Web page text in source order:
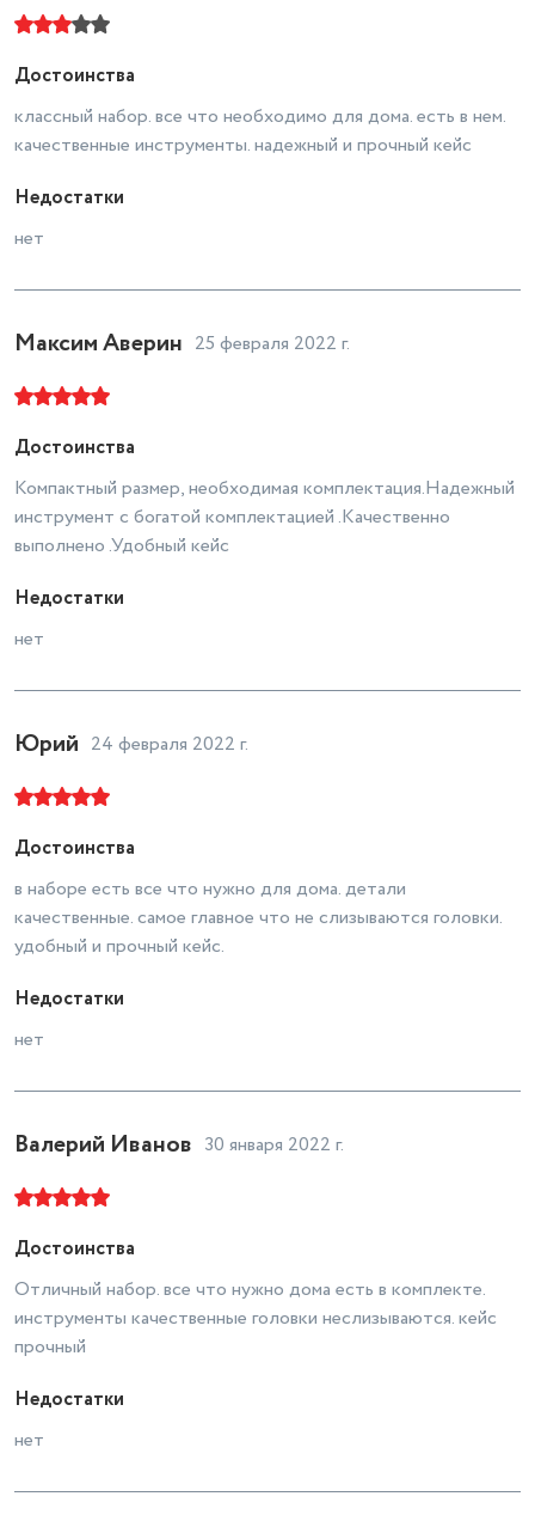
Достоинства
классный набор. все что необходимо для дома. есть в нем.
качественные инструменты. надежный и прочный кейс
Недостатки
нет
Максим Аверин 25 февраля 2022 г.
Достоинства
Компактный размер, необходимая комплектация.Надежный
инструмент с богатой комплектацией .Качественно
выполнено .Удобный кейс
Недостатки
нет
Юрий 24 февраля 2022 г.
Достоинства
в наборе есть все что нужно для дома. детали
качественные. самое главное что не слизываются головки.
удобный и прочный кейс.
Недостатки
нет
Валерий Иванов 30 января 2022 г.
Достоинства
Отличный набор. все что нужно дома есть в комплекте.
инструменты качественные головки неслизываются. кейс
прочный
Недостатки
нет